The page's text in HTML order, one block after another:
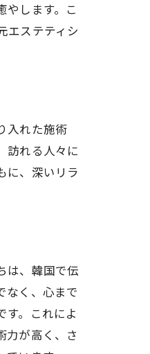
やします。こ
エステティシ
入れた施術
訪れる人々に
に、深いリラ
は、韓国で伝
なく、心まで
す。これによ
力が高く、さ